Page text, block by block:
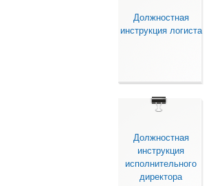
Должностная
инструкция логиста
Должностная
инструкция
исполнительного
директора